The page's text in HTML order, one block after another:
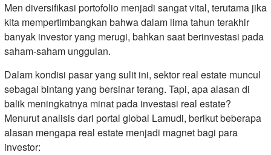
Men diversifikasi portofolio menjadi sangat vital, terutama jika
kita mempertimbangkan bahwa dalam lima tahun terakhir
banyak investor yang merugi, bahkan saat berinvestasi pada
saham-saham unggulan.
Dalam kondisi pasar yang sulit ini, sektor real estate muncul
sebagai bintang yang bersinar terang. Tapi, apa alasan di
balik meningkatnya minat pada investasi real estate?
Menurut analisis dari portal global Lamudi, berikut beberapa
alasan mengapa real estate menjadi magnet bagi para
investor: